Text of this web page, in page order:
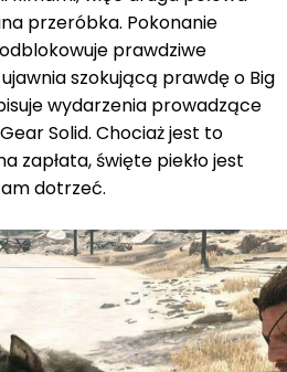
przeróbka. Pokonanie
prawdziwe
szokującą prawdę o Big
wydarzenia prowadzące
Solid. Chociaż jest to
zapłata, święte piekło jest
dotrzeć.